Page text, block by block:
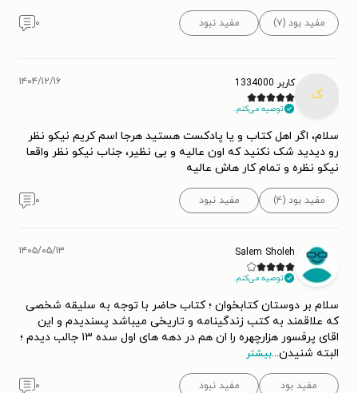
مفید بود (۷) مفید نبود ۰
ک
کاربر 1334000
توصیه می‌کنم.
۱۴۰۴/۱۲/۱۶
سلام، اگر اهل کتاب و یا پادکست هستید هرجا اسم کریم نیکو نظر
رو دیدید شک نکنید که اون عالیه و بی نظیر، جناب نیکو نظر واقعا
نیکو نظره و تمام کار هاش عالیه
مفید بود (۴) مفید نبود ۰
Salem Sholeh
توصیه می‌کنم.
۱۴۰۵/۰۵/۱۳
سلام بر دوستان کتابخوان ؛ کتاب حاضر با توجه به سلیقه شخصی
که علاقمند به کتب زندگینامه و تاریخی میباشد پسندیدم و این
اقای پرفسور هزارچهره را ان هم در دهه های اول سده ۱۳ جالب دیدم ؛
البته شنیدن...بیشتر
مفید بود مفید نبود ۰